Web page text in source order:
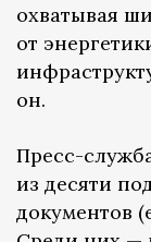
охватывая
от
он.
Пресс-
из десяти
документов